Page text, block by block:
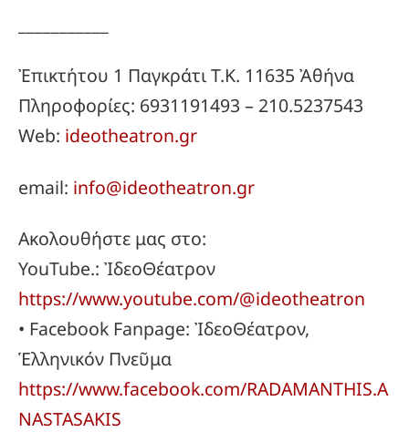
Ἐπικτήτου 1 Παγκράτι Τ.Κ. 11635 Ἀθήνα
Πληροφορίες: 6931191493 – 210.5237543
Web: ideotheatron.gr
email: info@ideotheatron.gr
Ακολουθήστε μας στο:
YouTube.: ἸδεοΘέατρον
https://www.youtube.com/@ideotheatron
• Facebook Fanpage: ἸδεοΘέατρον,
Ἑλληνικόν Πνεῦμα
https://www.facebook.com/RADAMANTHIS.A
NASTASAKIS